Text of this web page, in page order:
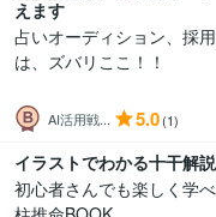
えます
占いオーディション、採
は、ズバリここ！！
AI活用戦... 5.0(1)
イラストでわかる十干解
初心者さんでも楽しく学